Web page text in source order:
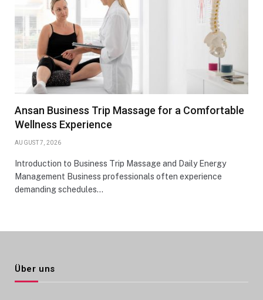
Ansan Business Trip Massage for a Comfortable
Wellness Experience
AUGUST 7, 2026
Introduction to Business Trip Massage and Daily Energy
Management Business professionals often experience
demanding schedules…
Über uns